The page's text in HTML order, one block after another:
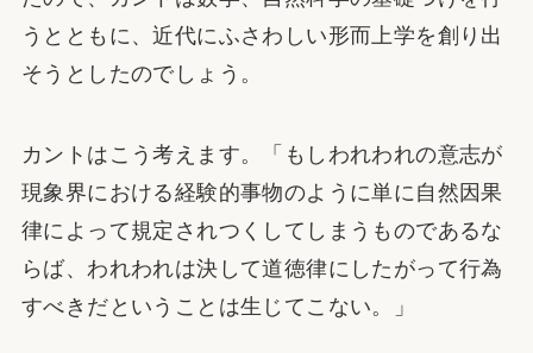
うとともに、近代にふさわしい形而上学を創り出
そうとしたのでしょう。
カントはこう考えます。「もしわれわれの意志が
現象界における経験的事物のように単に自然因果
律によって規定されつくしてしまうものであるな
らば、われわれは決して道徳律にしたがって行為
すべきだということは生じてこない。」